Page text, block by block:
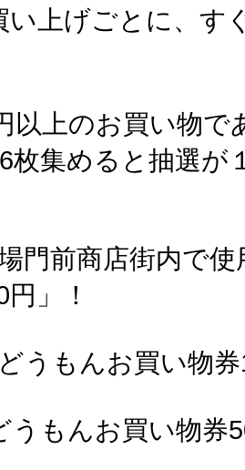
い上げごとに、す
以上のお買い物
6枚集めると抽選が
門前商店街内で
」！
うもんお買い物
うもんお買い物券